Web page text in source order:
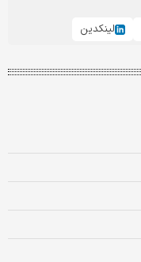
لینکدین